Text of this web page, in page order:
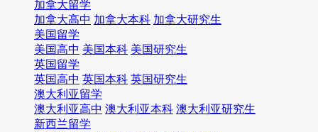
加拿大留学
加拿大高中 加拿大本科 加拿大研究生
美国留学
美国高中 美国本科 美国研究生
英国留学
英国高中 英国本科 英国研究生
澳大利亚留学
澳大利亚高中 澳大利亚本科 澳大利亚研究生
新西兰留学